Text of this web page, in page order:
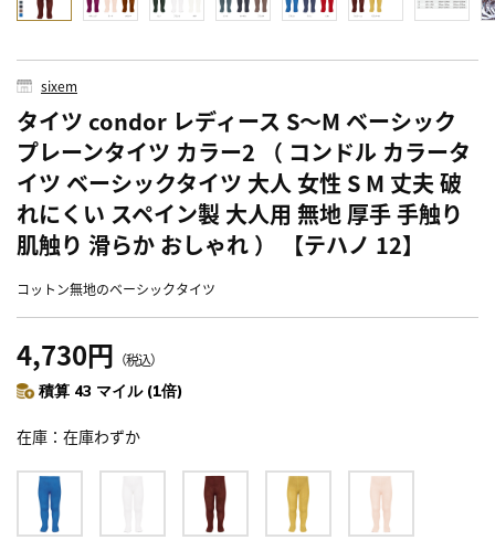
sixem
タイツ condor レディース S～M ベーシック
プレーンタイツ カラー2 （ コンドル カラータ
イツ ベーシックタイツ 大人 女性 S M 丈夫 破
れにくい スペイン製 大人用 無地 厚手 手触り
肌触り 滑らか おしゃれ ） 【テハノ 12】
コットン無地のベーシックタイツ
4,730円 （税込）
積算 43 マイル (1倍)
在庫 在庫わずか